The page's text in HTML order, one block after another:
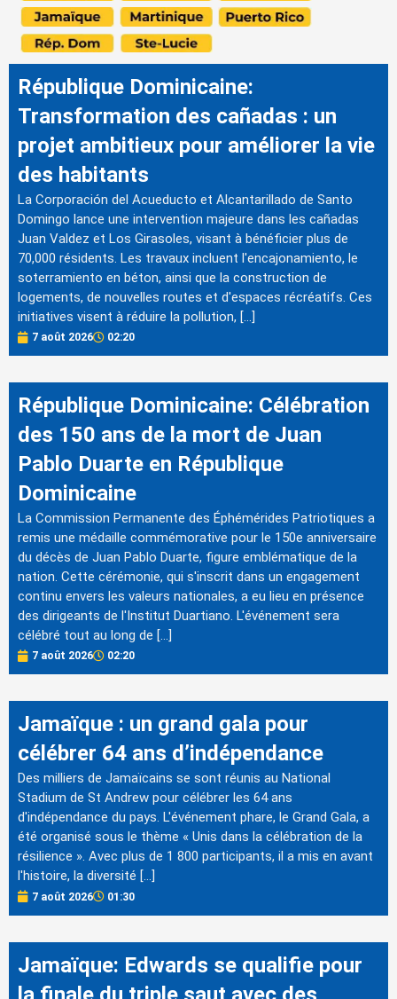
République Dominicaine:
Transformation des cañadas : un
projet ambitieux pour améliorer la vie
des habitants
La Corporación del Acueducto et Alcantarillado de Santo
Domingo lance une intervention majeure dans les cañadas
Juan Valdez et Los Girasoles, visant à bénéficier plus de
70,000 résidents. Les travaux incluent l'encajonamiento, le
soterramiento en béton, ainsi que la construction de
logements, de nouvelles routes et d'espaces récréatifs. Ces
initiatives visent à réduire la pollution, […]
7 août 2026 02:20
République Dominicaine: Célébration
des 150 ans de la mort de Juan
Pablo Duarte en République
Dominicaine
La Commission Permanente des Éphémérides Patriotiques a
remis une médaille commémorative pour le 150e anniversaire
du décès de Juan Pablo Duarte, figure emblématique de la
nation. Cette cérémonie, qui s'inscrit dans un engagement
continu envers les valeurs nationales, a eu lieu en présence
des dirigeants de l'Institut Duartiano. L'événement sera
célébré tout au long de […]
7 août 2026 02:20
Jamaïque : un grand gala pour
célébrer 64 ans d’indépendance
Des milliers de Jamaïcains se sont réunis au National
Stadium de St Andrew pour célébrer les 64 ans
d'indépendance du pays. L'événement phare, le Grand Gala, a
été organisé sous le thème « Unis dans la célébration de la
résilience ». Avec plus de 1 800 participants, il a mis en avant
l'histoire, la diversité […]
7 août 2026 01:30
Jamaïque: Edwards se qualifie pour